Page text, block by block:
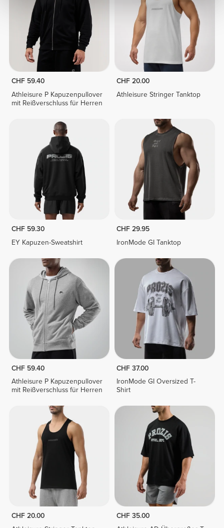
CHF 59.40
Athleisure P Kapuzenpullover
mit Reißverschluss für Herren
CHF 20.00
Athleisure Stringer Tanktop
CHF 59.30
EY Kapuzen-Sweatshirt
CHF 29.95
IronMode GI Tanktop
CHF 59.40
Athleisure P Kapuzenpullover
mit Reißverschluss für Herren
CHF 37.00
IronMode GI Oversized T-
Shirt
CHF 20.00
CHF 35.00